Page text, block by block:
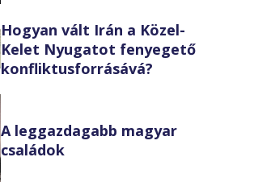
Hogyan vált Irán a Közel-
Kelet Nyugatot fenyegető
konfliktusforrásává?
A leggazdagabb magyar
családok